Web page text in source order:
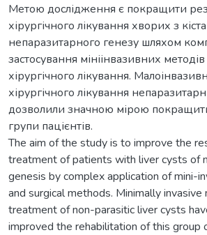
Метою дослідження є покращити
хірургічного лікування хворих з
непаразитарного генезу шляхом
застосування мініінвазивних методів
хірургічного лікування.
хірургічного лікування
дозволили значною мірою покращити
групи пацієнтів.
The aim of the study is to improve the
treatment of patients with liver cysts of
genesis by complex application of mini-
and surgical methods. Minimally
treatment of non-parasitic liver cysts
improved the rehabilitation of this group